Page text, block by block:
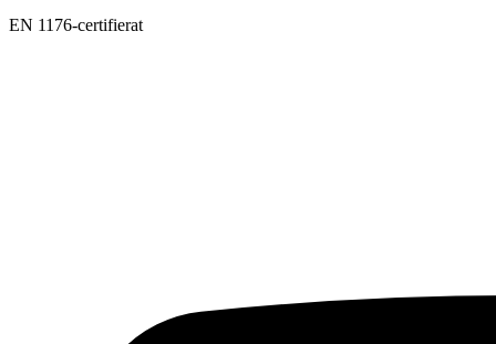
EN 1176-certifierat